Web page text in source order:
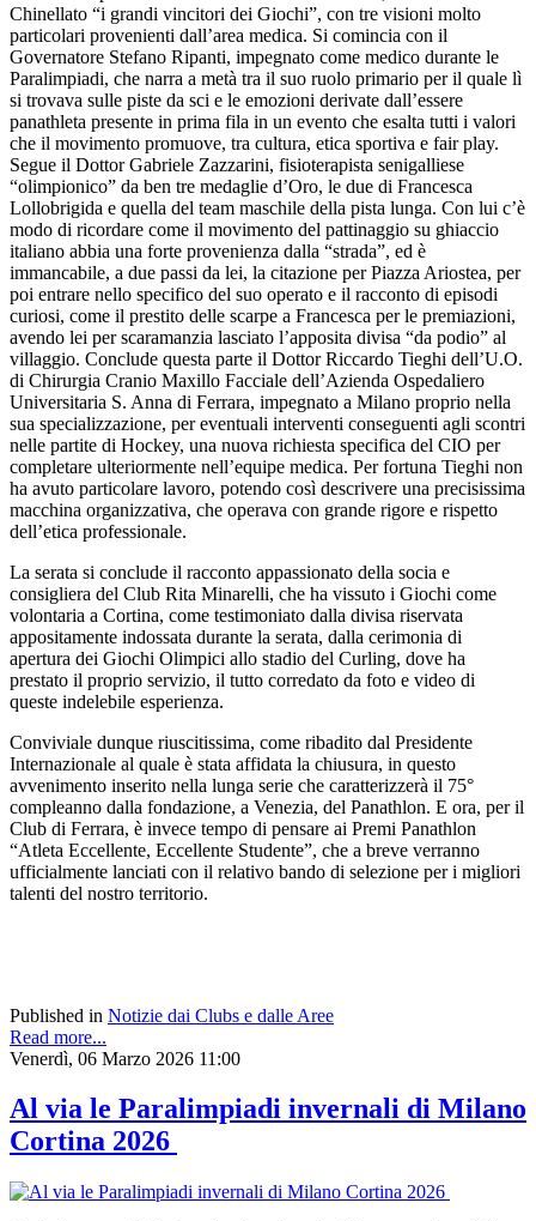
Chinellato “i grandi vincitori dei Giochi”, con tre visioni molto
particolari provenienti dall’area medica. Si comincia con il
Governatore Stefano Ripanti, impegnato come medico durante le
Paralimpiadi, che narra a metà tra il suo ruolo primario per il quale lì
si trovava sulle piste da sci e le emozioni derivate dall’essere
panathleta presente in prima fila in un evento che esalta tutti i valori
che il movimento promuove, tra cultura, etica sportiva e fair play.
Segue il Dottor Gabriele Zazzarini, fisioterapista senigalliese
“olimpionico” da ben tre medaglie d’Oro, le due di Francesca
Lollobrigida e quella del team maschile della pista lunga. Con lui c’è
modo di ricordare come il movimento del pattinaggio su ghiaccio
italiano abbia una forte provenienza dalla “strada”, ed è
immancabile, a due passi da lei, la citazione per Piazza Ariostea, per
poi entrare nello specifico del suo operato e il racconto di episodi
curiosi, come il prestito delle scarpe a Francesca per le premiazioni,
avendo lei per scaramanzia lasciato l’apposita divisa “da podio” al
villaggio. Conclude questa parte il Dottor Riccardo Tieghi dell’U.O.
di Chirurgia Cranio Maxillo Facciale dell’Azienda Ospedaliero
Universitaria S. Anna di Ferrara, impegnato a Milano proprio nella
sua specializzazione, per eventuali interventi conseguenti agli scontri
nelle partite di Hockey, una nuova richiesta specifica del CIO per
completare ulteriormente nell’equipe medica. Per fortuna Tieghi non
ha avuto particolare lavoro, potendo così descrivere una precisissima
macchina organizzativa, che operava con grande rigore e rispetto
dell’etica professionale.
La serata si conclude il racconto appassionato della socia e
consigliera del Club Rita Minarelli, che ha vissuto i Giochi come
volontaria a Cortina, come testimoniato dalla divisa riservata
appositamente indossata durante la serata, dalla cerimonia di
apertura dei Giochi Olimpici allo stadio del Curling, dove ha
prestato il proprio servizio, il tutto corredato da foto e video di
queste indelebile esperienza.
Conviviale dunque riuscitissima, come ribadito dal Presidente
Internazionale al quale è stata affidata la chiusura, in questo
avvenimento inserito nella lunga serie che caratterizzerà il 75°
compleanno dalla fondazione, a Venezia, del Panathlon. E ora, per il
Club di Ferrara, è invece tempo di pensare ai Premi Panathlon
“Atleta Eccellente, Eccellente Studente”, che a breve verranno
ufficialmente lanciati con il relativo bando di selezione per i migliori
talenti del nostro territorio.
Published in Notizie dai Clubs e dalle Aree
Read more...
Venerdì, 06 Marzo 2026 11:00
Al via le Paralimpiadi invernali di Milano
Cortina 2026